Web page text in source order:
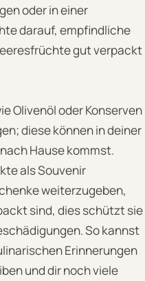
oder in einer
darauf, empfindliche
gut verpackt
Olivenöl oder Konserven
diese können in deiner
Hause kommst.
als Souvenir
weiterzugeben,
sind, dies schützt sie
So kannst
Erinnerungen
und dir noch viele